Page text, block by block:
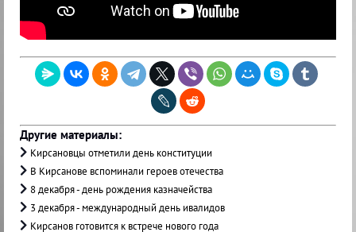
Другие материалы:
Кирсановцы отметили день конституции
В Кирсанове вспоминали героев отечества
8 декабря - день рождения казначейства
3 декабря - международный день ивалидов
Кирсанов готовится к встрече нового года